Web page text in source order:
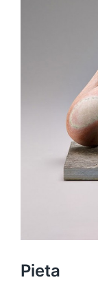
Pieta